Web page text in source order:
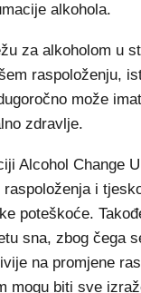
alkohola.
za alkoholom u
raspoloženju,
može
zdravlje.
Alcohol Change
i
poteškoće.
sna, zbog čega
na promjene
mogu biti sve